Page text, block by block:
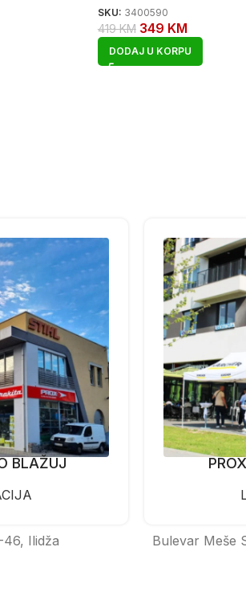
SKU: 3400590
419KM 349 KM
DODAJ U KORPU
BLAŽUJ
Ilidža Bulevar Meše